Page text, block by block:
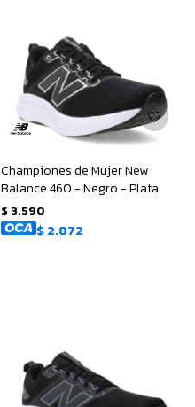
Championes de Mujer New
Balance 460 - Negro - Plata
$ 3.590
$2.872